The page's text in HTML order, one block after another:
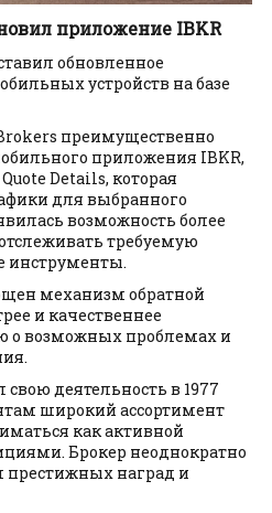
приложение IBKR
обновленное
устройств на базе
преимущественно
приложения IBKR,
Details, которая
для выбранного
возможность более
требуемую
инструменты.
механизм обратной
и качественнее
о возможных проблемах и
деятельность в 1977
широкий ассортимент
как активной
Брокер неоднократно
престижных наград и